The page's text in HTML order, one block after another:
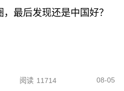
最后发现还是中国好？
阅读 11714 08-05